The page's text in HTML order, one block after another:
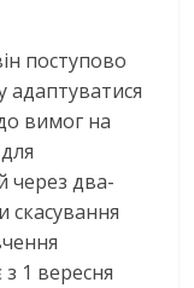
поступово
адаптуватися
вимог на
через два-
скасування
1 вересня